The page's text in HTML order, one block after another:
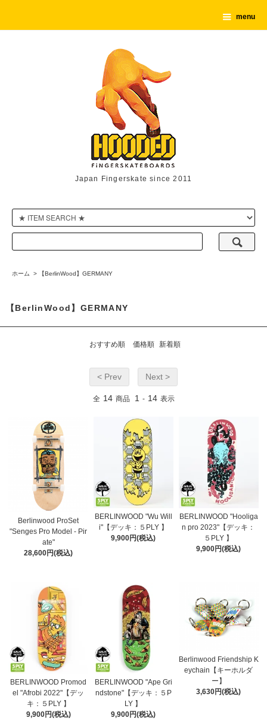
menu
Japan Fingerskate since 2011
ホーム > 【BerlinWood】GERMANY
【BerlinWood】GERMANY
おすすめ順 価格順 新着順
< Prev Next >
全 14 商品 1 - 14 表示
Berlinwood ProSet
"Senges Pro Model - Pir
ate"
28,600円(税込)
BERLINWOOD "Wu Will
i"【デッキ：５PLY 】
9,900円(税込)
BERLINWOOD "Hooliga
n pro 2023"【デッキ：
５PLY 】
9,900円(税込)
BERLINWOOD Promod
el "Afrobi 2022"【デッ
キ：５PLY 】
9,900円(税込)
BERLINWOOD "Ape Gri
ndstone"【デッキ：５P
LY 】
9,900円(税込)
Berlinwood Friendship K
eychain【キーホルダ
ー】
3,630円(税込)